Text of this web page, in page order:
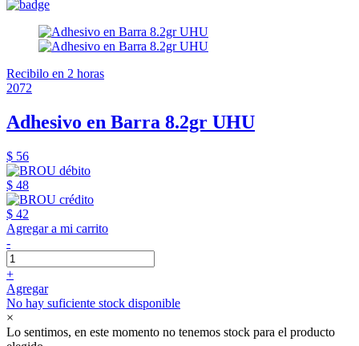
Recibilo en 2 horas
2072
Adhesivo en Barra 8.2gr UHU
$ 56
$ 48
$ 42
Agregar a mi carrito
-
+
Agregar
No hay suficiente stock disponible
×
Lo sentimos, en este momento no tenemos stock para el producto